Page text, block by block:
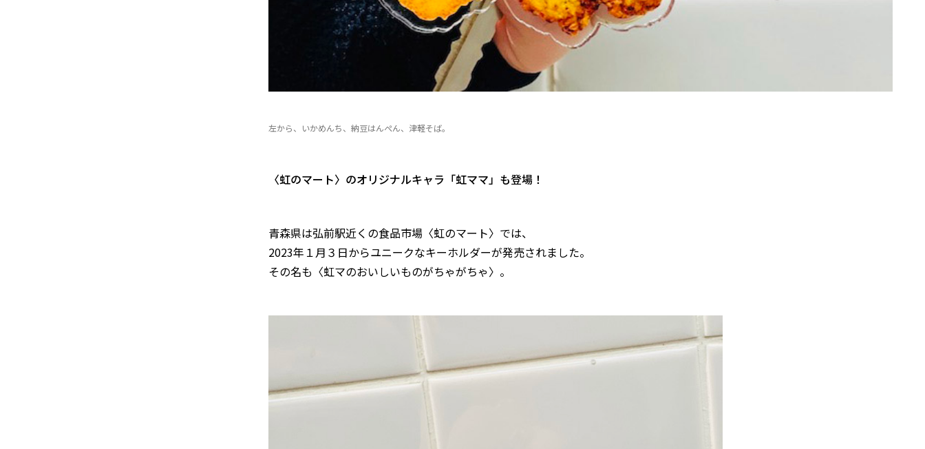
左から、いかめんち、納豆はんぺん、津軽そば。
〈虹のマート〉のオリジナルキャラ「虹ママ」も登場！
青森県は弘前駅近くの食品市場〈虹のマート〉では、
2023年１月３日からユニークなキーホルダーが発売されました。
その名も〈虹マのおいしいものがちゃがちゃ〉。